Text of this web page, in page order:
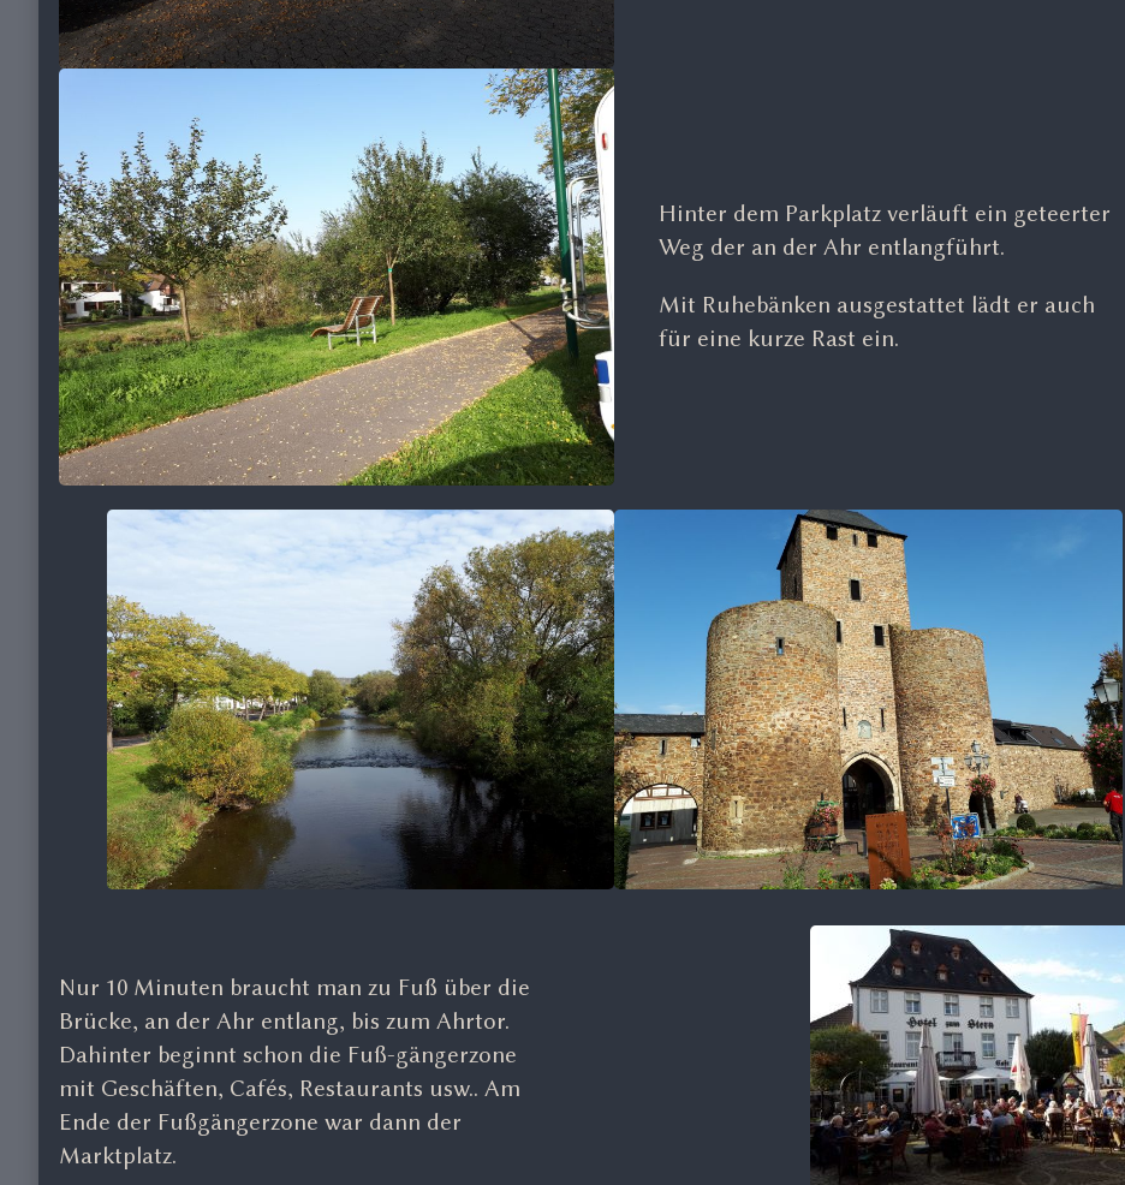
Hinter dem Parkplatz verläuft ein geteerter
Weg der an der Ahr entlangführt.
Mit Ruhebänken ausgestattet lädt er auch
für eine kurze Rast ein.
Nur 10 Minuten braucht man zu Fuß über die
Brücke, an der Ahr entlang, bis zum Ahrtor.
Dahinter beginnt schon die Fuß-gängerzone
mit Geschäften, Cafés, Restaurants usw.. Am
Ende der Fußgängerzone war dann der
Marktplatz.